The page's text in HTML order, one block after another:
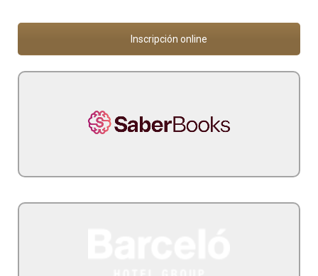
Inscripción online